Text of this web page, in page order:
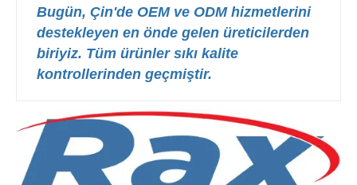
Bugün, Çin'de OEM ve ODM hizmetlerini
destekleyen en önde gelen üreticilerden
biriyiz. Tüm ürünler sıkı kalite
kontrollerinden geçmiştir.